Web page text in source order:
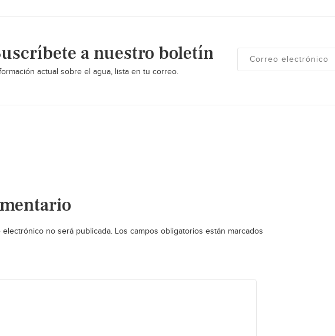
a nuestro boletín
actual sobre el agua, lista en tu correo.
no será publicada. Los campos obligatorios están marcados